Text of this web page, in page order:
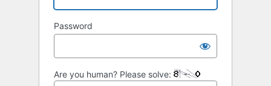
Password
Are you human? Please solve: